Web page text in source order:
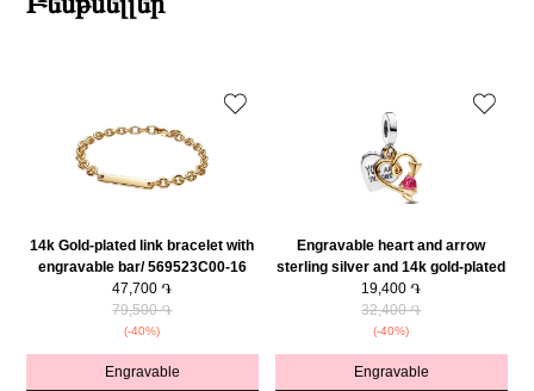
14k Gold-plated link bracelet with
engravable bar/ 569523C00-16
47,700 ֏
79,500 ֏
(-40%)
Engravable
Engravable heart and arrow
sterling silver and 14k gold-plated
double dangle with red cubic
zirconia/ 763622C01
19,400 ֏
32,400 ֏
(-40%)
Engravable